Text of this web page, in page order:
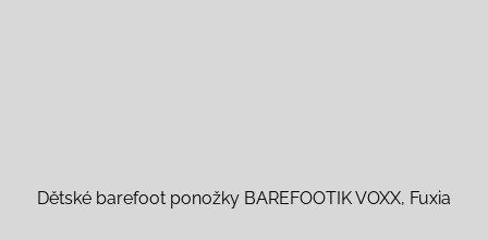
Dětské barefoot ponožky BAREFOOTIK VOXX, Fuxia